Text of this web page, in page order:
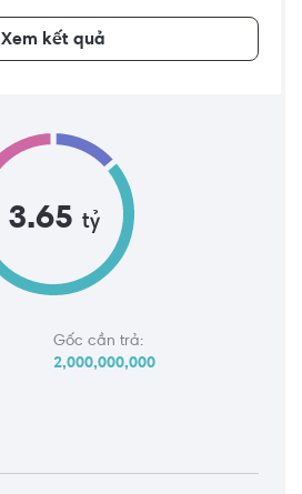
Xem kết quả
3.65 tỷ
Gốc cần trả:
2,000,000,000